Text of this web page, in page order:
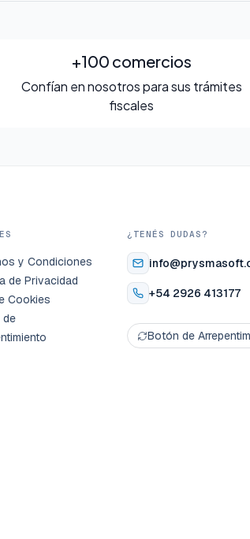
+100 comercios
Confían en nosotros para sus trámites
fiscales
y Condiciones
de Privacidad
Cookies
de
¿TENÉS DUDAS?
+54 2926 413177
Botón de